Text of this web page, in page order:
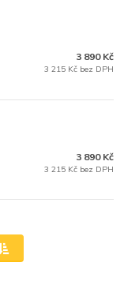
3 890 Kč
3 215 Kč bez DPH
3 890 Kč
3 215 Kč bez DPH